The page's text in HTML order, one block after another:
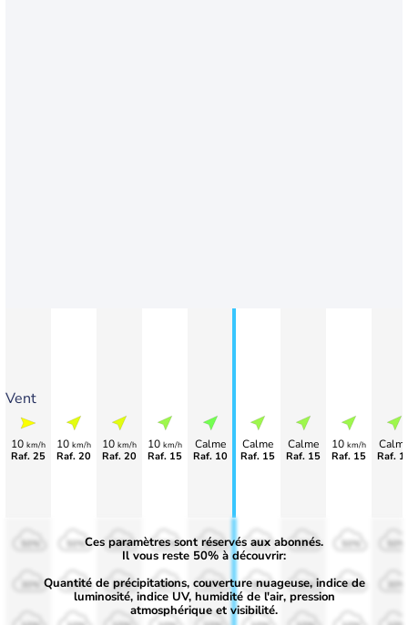
Vent
10 km/h
Raf. 25
10 km/h
Raf. 20
10 km/h
Raf. 20
10 km/h
Raf. 15
Calme
Raf. 10
Calme
Raf. 15
Calme
Raf. 15
10 km/h
Raf. 15 Raf.
50%
30%
50%
30%
50%
30%
50%
30%
50%
30%
50%
30%
50%
30%
Ces paramètres sont réservés aux abonnés.
Il vous reste 50% à découvrir:
Quantité de précipitations, couverture nuageuse, indice de
luminosité, indice UV, humidité de l'air, pression
atmosphérique et visibilité.